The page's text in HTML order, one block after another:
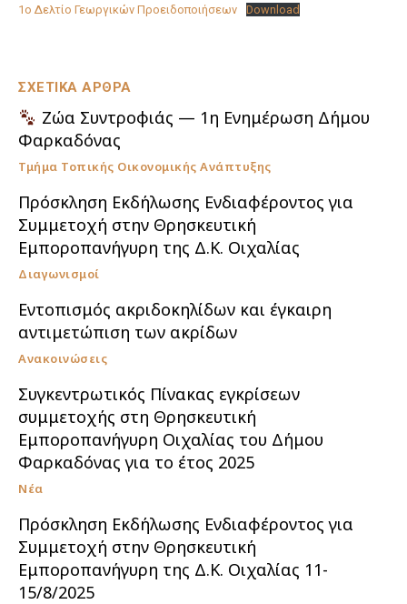
ΣΧΕΤΙΚΑ ΑΡΘΡΑ
Ζώα Συντροφιάς — 1η Ενημέρωση Δήμου
Φαρκαδόνας
Τμήμα Τοπικής Οικονομικής Ανάπτυξης
Πρόσκληση Εκδήλωσης Ενδιαφέροντος για
Συμμετοχή στην Θρησκευτική
Εμποροπανήγυρη της Δ.Κ. Οιχαλίας
Διαγωνισμοί
Εντοπισμός ακριδοκηλίδων και έγκαιρη
αντιμετώπιση των ακρίδων
Ανακοινώσεις
Συγκεντρωτικός Πίνακας εγκρίσεων
συμμετοχής στη Θρησκευτική
Εμποροπανήγυρη Οιχαλίας του Δήμου
Φαρκαδόνας για το έτος 2025
Νέα
Πρόσκληση Εκδήλωσης Ενδιαφέροντος για
Συμμετοχή στην Θρησκευτική
Εμποροπανήγυρη της Δ.Κ. Οιχαλίας 11-
15/8/2025
1ο Δελτίο Γεωργικών Προειδοποιήσεων Download